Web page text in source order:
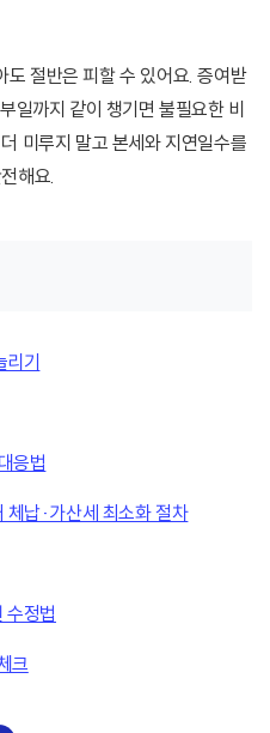
절반은 피할 수 있어요. 증여받
일까지 같이 챙기면 불필요한 비
미루지 말고 본세와 지연일수를
해요.
기
응법
납·가산세 최소화 절차
수정법
크